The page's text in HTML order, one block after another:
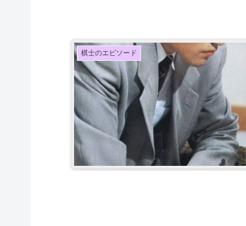
棋士のエピソード